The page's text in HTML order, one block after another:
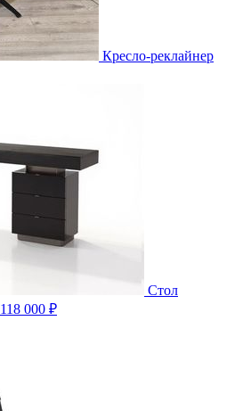
Кресло-реклайнер
Стол
118 000 ₽